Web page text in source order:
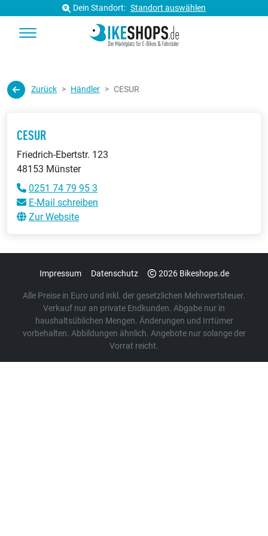
Dein Standort: Standort auswählen
Zurück Händler CESUR
CESUR
Friedrich-Ebertstr. 123
48153 Münster
0251 74 79 95 3
E-Mail schreiben
Zur Website
Impressum Datenschutz 2026 Bikeshops.de
Alle Preise in Euro und inkl. der gesetzlichen Mehrwertsteuer.
Verkauf nur an private Endkunden. Abgabe nur in
haushaltsüblichen Mengen. Änderungen und Irrtümer
vorbehalten. Abbildungen ähnlich. Angebote nur solange der
Vorrat reicht.